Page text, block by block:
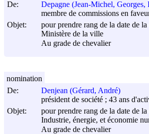
De:
Depagne (Jean-Michel, Georges,
membre de commissions en
Objet:
pour prendre rang de la date de
Ministère de la ville
Au grade de chevalier
De:
Denjean (Gérard, André)
président de société ; 43 ans
Objet:
pour prendre rang de la date de
Industrie, énergie, et économie
Au grade de chevalier
nomination